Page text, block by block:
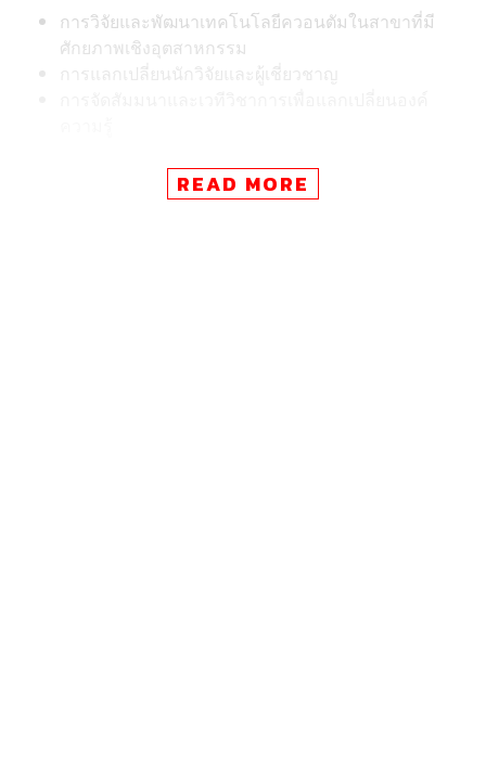
การวิจัยและพัฒนาเทคโนโลยีควอนตัมในสาขาที่มี
ศักยภาพเชิงอุตสาหกรรม
การแลกเปลี่ยนนักวิจัยและผู้เชี่ยวชาญ
READ MORE